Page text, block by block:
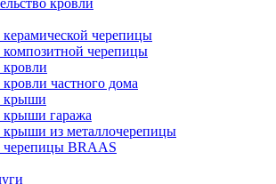
кровли
черепицы
композитной черепицы
частного дома
крыши
крыши гаража
крыши из металлочерепицы
черепицы BRAAS